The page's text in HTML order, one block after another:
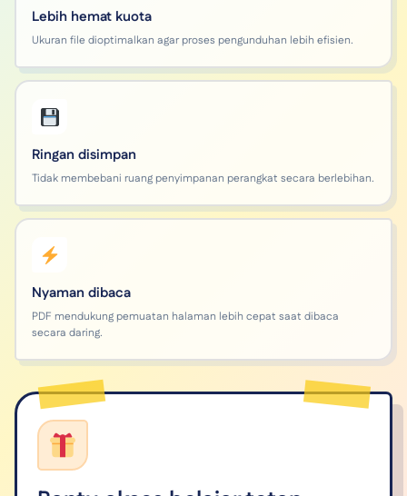
Lebih hemat kuota
Ukuran file dioptimalkan agar proses pengunduhan lebih efisien.
Ringan disimpan
Tidak membebani ruang penyimpanan perangkat secara berlebihan.
Nyaman dibaca
PDF mendukung pemuatan halaman lebih cepat saat dibaca
secara daring.